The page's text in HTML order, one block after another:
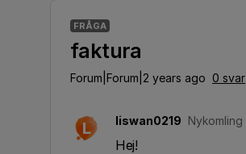
FRÅGA
faktura
Forum|Forum|2 years ago 0 svar
L liswan0219 Nykomling
Hej!